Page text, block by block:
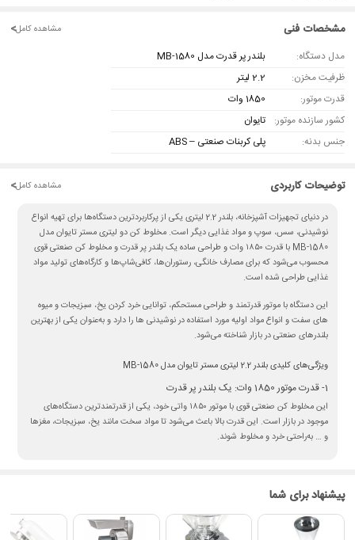
مشخصات فنی مشاهده کامل<
مدل دستگاه:
بلندر پر قدرت مدل MB-1580
ظرفیت مخزن:
2.2 لیتر
قدرت موتور:
1850 وات
کشور سازنده موتور:
تایوان
جنس بدنه:
پلی کربنات صنعتی – ABS
توضیحات کاربردی مشاهده کامل<
در دنیای تجهیزات آشپزخانه، بلندر 2.2 لیتری یکی از پرکاربردترین دستگاه‌ها برای تهیه انواع
نوشیدنی، سس، سوپ و مواد غذایی دیگر است. مخلوط کن دو لیتری مستر تایوان مدل
MB-1580 با قدرت ۱۸۵۰ وات و طراحی ساده یک بلندر پر قدرت و مخلوط کن صنعتی قوی
محسوب می‌شود که برای مصارف خانگی، رستوران‌ها، کافی‌شاپ‌ها و کارگاه‌های تولید مواد
غذایی طراحی شده است.
این دستگاه با موتور قدرتمند و طراحی مستحکم، توانایی خرد کردن یخ، سبزیجات و میوه
های سفت و انواع مواد اولیه مورد استفاده در نوشیدنی ها را دارد و به‌عنوان یکی از بهترین
بلندرهای صنعتی در بازار شناخته می‌شود.
ویژگی‌های کلیدی بلندر 2.2 لیتری مستر تایوان مدل MB-1580
1- قدرت موتور 1850 وات: یک بلندر پر قدرت
این مخلوط کن صنعتی قوی با موتور ۱۸۵۰ واتی خود، یکی از قدرتمندترین دستگاه‌های
موجود در بازار است. این قدرت بالا باعث می‌شود تا مواد سخت مانند یخ، سبزیجات، مغزها
و … به‌راحتی خرد و مخلوط شوند.
مقاوم است. این حجم برای تهیه اسموتی، سوپ، سس و نوشیدنی‌ها در مقادیر مناسب
ایده‌آل است.
پیشنهاد برای شما